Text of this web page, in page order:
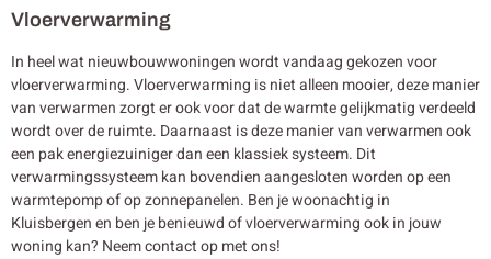
Vloerverwarming
In heel wat nieuwbouwwoningen wordt vandaag gekozen voor
vloerverwarming. Vloerverwarming is niet alleen mooier, deze manier
van verwarmen zorgt er ook voor dat de warmte gelijkmatig verdeeld
wordt over de ruimte. Daarnaast is deze manier van verwarmen ook
een pak energiezuiniger dan een klassiek systeem. Dit
verwarmingssysteem kan bovendien aangesloten worden op een
warmtepomp of op zonnepanelen. Ben je woonachtig in
Kluisbergen en ben je benieuwd of vloerverwarming ook in jouw
woning kan? Neem contact op met ons!